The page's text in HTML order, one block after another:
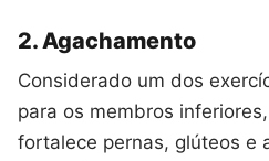
2. Agachamento
Considerado um dos
para os membros
fortalece pernas, glúteos e